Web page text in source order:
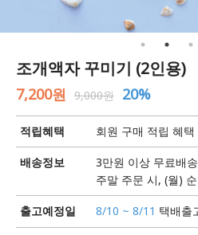
조개액자 꾸미기 (2인용)
7,200원 9,000원 20%
적립혜택 회원 구매 적립 혜택
배송정보
3만원 이상 무료배
주말 주문 시, (월)
출고예정일 8/10 ~ 8/11 택배출